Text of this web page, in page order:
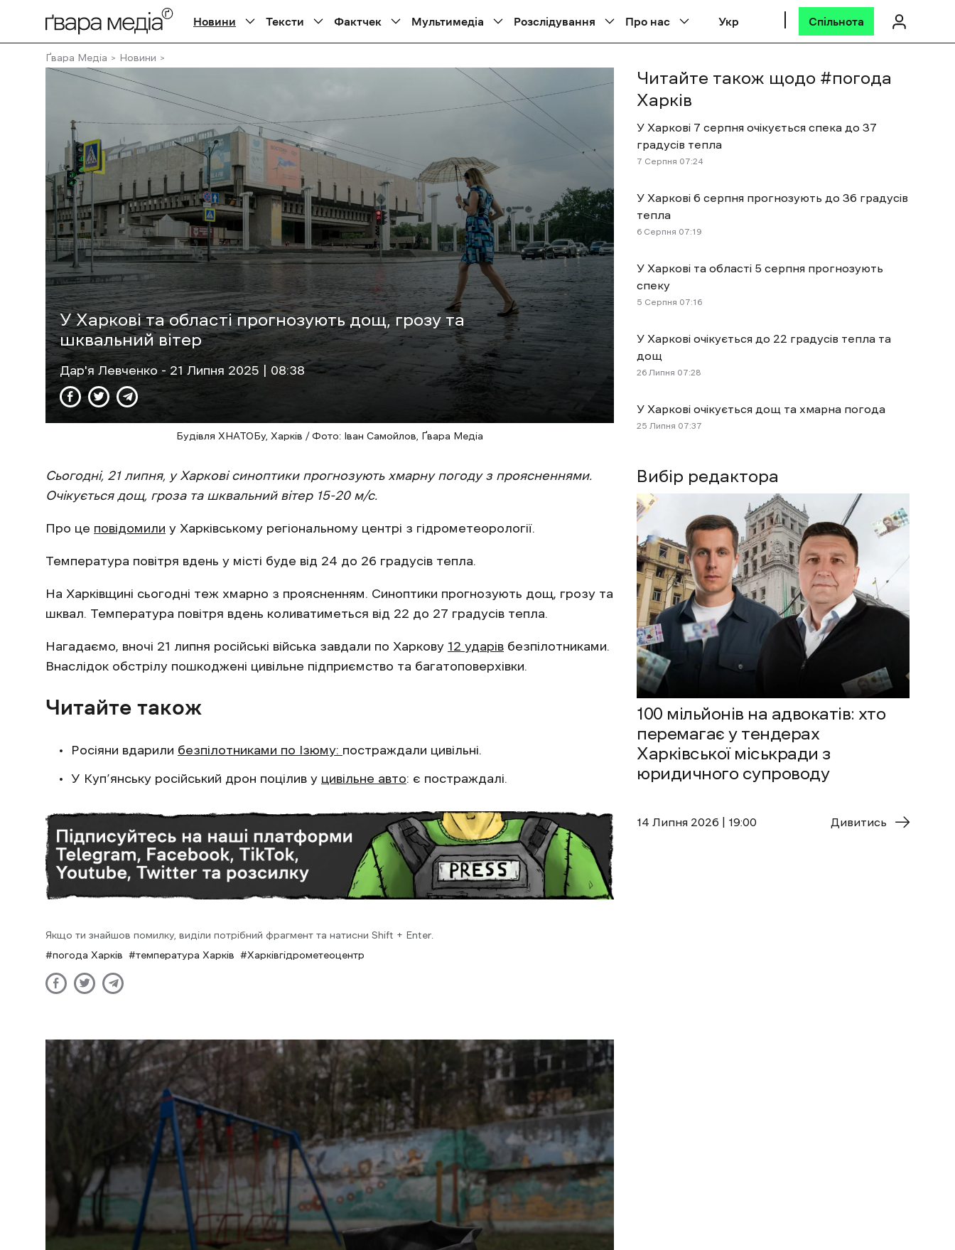
Новини Тексти Фактчек Мультимедіа Розслідування Про нас Укр Спільнота
Ґвара Медіа Новини
У Харкові та області прогнозують дощ, грозу та
шквальний вітер
Дар'я Левченко- 21 Липня 2025 | 08:38
Будівля ХНАТОБу, Харків / Фото: Іван Самойлов, Ґвара Медіа
Сьогодні, 21 липня, у Харкові синоптики прогнозують хмарну погоду з проясненнями.
Очікується дощ, гроза та шквальний вітер 15-20 м/с.
Про це повідомили у Харківському регіональному центрі з гідрометеорології.
Температура повітря вдень у місті буде від 24 до 26 градусів тепла.
На Харківщині сьогодні теж хмарно з проясненням. Синоптики прогнозують дощ, грозу та
шквал. Температура повітря вдень коливатиметься від 22 до 27 градусів тепла.
Нагадаємо, вночі 21 липня російські війська завдали по Харкову 12 ударів безпілотниками.
Внаслідок обстрілу пошкоджені цивільне підприємство та багатоповерхівки.
Читайте також
Росіяни вдарили безпілотниками по Ізюму: постраждали цивільні.
У Куп’янську російський дрон поцілив у цивільне авто: є постраждалі.
Якщо ти знайшов помилку, виділи потрібний фрагмент та натисни Shift + Enter.
погода Харків
температура Харків Харківгідрометеоцентр
Вибір редактора
100 мільйонів на адвокатів: хто
перемагає у тендерах
Харківської міськради з
юридичного супроводу
14 Липня 2026 | 19:00 Дивитись
Читайте також щодо #погода
Харків
У Харкові 7 серпня очікується спека до 37
градусів тепла
7 Cерпня 07:24
У Харкові 6 серпня прогнозують до 36 градусів
тепла
6 Cерпня 07:19
У Харкові та області 5 серпня прогнозують
спеку
5 Cерпня 07:16
У Харкові очікується до 22 градусів тепла та
дощ
26 Липня 07:28
У Харкові очікується дощ та хмарна погода
25 Липня 07:37